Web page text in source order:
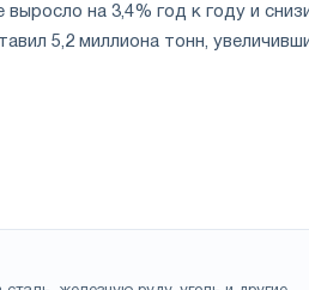
на 3,4% год к году и
5,2 миллиона тонн,